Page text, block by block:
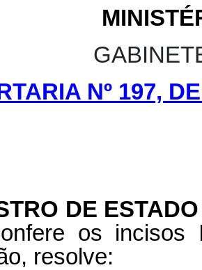
Nº 197,
DE
os
resolve: